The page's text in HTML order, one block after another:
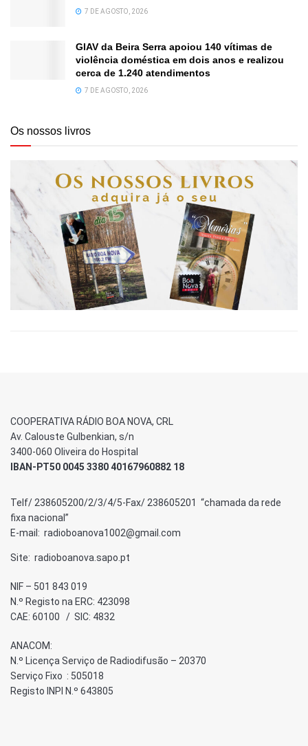
7 DE AGOSTO, 2026
GIAV da Beira Serra apoiou 140 vítimas de
violência doméstica em dois anos e realizou
cerca de 1.240 atendimentos
7 DE AGOSTO, 2026
Os nossos livros
COOPERATIVA RÁDIO BOA NOVA, CRL
Av. Calouste Gulbenkian, s/n
3400-060 Oliveira do Hospital
IBAN-PT50 0045 3380 40167960882 18
Telf/ 238605200/2/3/4/5-Fax/ 238605201 “chamada da rede
fixa nacional”
E-mail: radioboanova1002@gmail.com
Site: radioboanova.sapo.pt
NIF – 501 843 019
N.º Registo na ERC: 423098
CAE: 60100 / SIC: 4832
ANACOM:
N.º Licença Serviço de Radiodifusão – 20370
Serviço Fixo : 505018
Registo INPI N.º 643805